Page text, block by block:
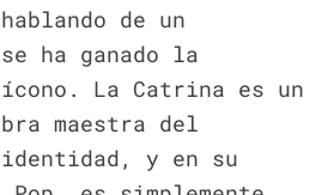
de un
ha ganado la
La Catrina es un
maestra del
y en su